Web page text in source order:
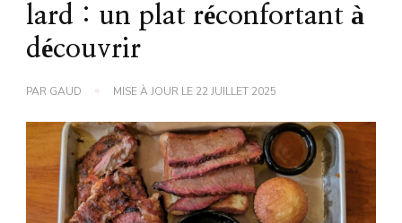
lard : un plat réconfortant à
découvrir
PAR GAUD MISE À JOUR LE 22 JUILLET 2025